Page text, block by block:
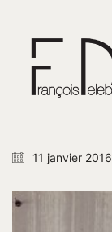
11 janvier 2016